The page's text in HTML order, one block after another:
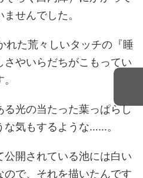
せんでした。
れた荒々しいタッチの『睡
やいらだちがこもってい
る光の当たった葉っぱらし
な気もするような……。
開されている池には白い
で、それを描いたんです